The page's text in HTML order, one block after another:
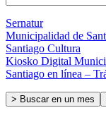
Sernatur
Municipalidad de
Santiago Cultura
Kiosko Digital
Santiago en línea –
> Buscar en un mes